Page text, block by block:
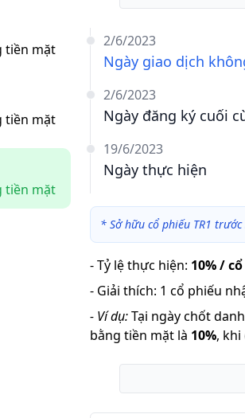
tiền mặt
tiền mặt
tiền mặt
2/6/2023
Ngày giao dịch
2/6/2023
Ngày đăng ký cuối
19/6/2023
Ngày thực hiện
* Sở hữu cổ phiếu TR1
-Tỷ lệ thực hiện: 10% /
- Giải thích: 1 cổ phiếu
- Ví dụ:Tại ngày chốt
bằng tiền mặt là 10%, khi